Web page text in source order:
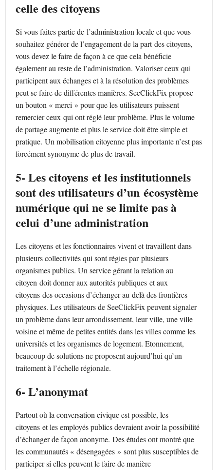
celle des citoyens
Si vous faites partie de l’administration locale et que vous
souhaitez générer de l’engagement de la part des citoyens,
vous devez le faire de façon à ce que cela bénéficie
également au reste de l’administration. Valoriser ceux qui
participent aux échanges et à la résolution des problèmes
peut se faire de différentes manières. SeeClickFix propose
un bouton « merci » pour que les utilisateurs puissent
remercier ceux qui ont réglé leur problème. Plus le volume
de partage augmente et plus le service doit être simple et
pratique. Un mobilisation citoyenne plus importante n’est pas
forcément synonyme de plus de travail.
5- Les citoyens et les institutionnels
sont des utilisateurs d’un écosystème
numérique qui ne se limite pas à
celui d’une administration
Les citoyens et les fonctionnaires vivent et travaillent dans
plusieurs collectivités qui sont régies par plusieurs
organismes publics. Un service gérant la relation au
citoyen doit donner aux autorités publiques et aux
citoyens des occasions d’échanger au-delà des frontières
physiques. Les utilisateurs de SeeClickFix peuvent signaler
un problème dans leur arrondissement, leur ville, une ville
voisine et même de petites entités dans les villes comme les
universités et les organismes de logement. Etonnement,
beaucoup de solutions ne proposent aujourd’hui qu’un
traitement à l’échelle régionale.
6- L’anonymat
Partout où la conversation civique est possible, les
citoyens et les employés publics devraient avoir la possibilité
d’échanger de façon anonyme. Des études ont montré que
les communautés « désengagées » sont plus susceptibles de
participer si elles peuvent le faire de manière